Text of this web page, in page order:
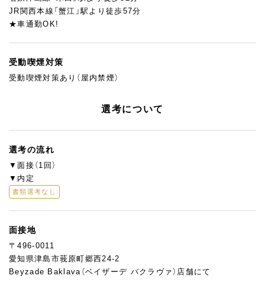
そんな挑戦にワクワクするあなたの応募を、お待ちしています。
JR関西本線「蟹江」駅より徒歩57分
★車通勤OK!
受動喫煙対策
受動喫煙対策あり（屋内禁煙）
選考について
選考の流れ
▼面接（1回）
▼内定
書類選考なし
面接地
〒496-0011
愛知県津島市莪原町郷西24-2
Beyzade Baklava（ベイザーデ バクラヴァ）店舗にて